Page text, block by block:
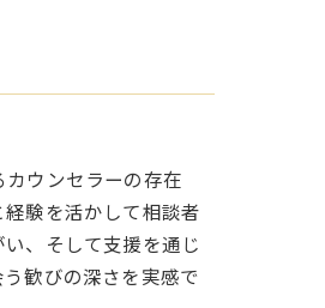
ウンセラーの存在
験を活かして相談者
、そして支援を通じ
歓びの深さを実感で